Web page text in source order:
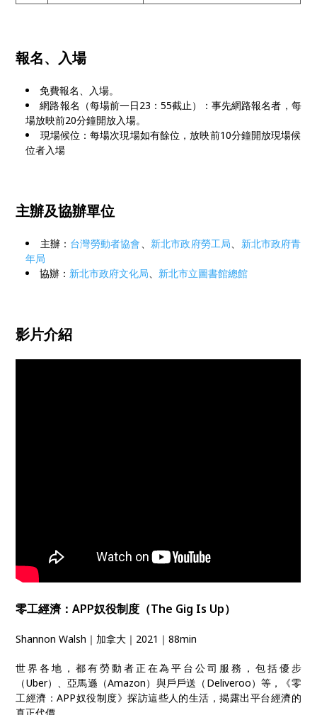
報名、入場
免費報名、入場。
網路報名（每場前一日23：55截止）：事先網路報名者，每
場放映前20分鐘開放入場。
現場候位：每場次現場如有餘位，放映前10分鐘開放現場候
位者入場
主辦及協辦單位
主辦： 台灣勞動者協會、 新北市政府勞工局、 新北市政府青
年局
協辦： 新北市政府文化局、 新北市立圖書館總館
影片介紹
零工經濟：APP奴役制度（The Gig Is Up）
Shannon Walsh｜加拿大｜2021｜88min
世界各地，都有勞動者正在為平台公司服務，包括優步
（Uber）、亞馬遜（Amazon）與戶戶送（Deliveroo）等，《零
工經濟：APP奴役制度》探訪這些人的生活，揭露出平台經濟的